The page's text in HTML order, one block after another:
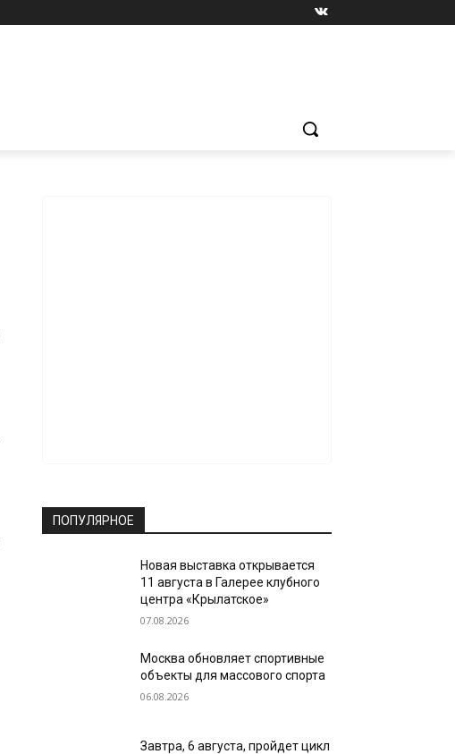
ПОПУЛЯРНОЕ
Новая выставка открывается
11 августа в Галерее клубного
центра «Крылатское»
07.08.2026
Москва обновляет спортивные
объекты для массового спорта
06.08.2026
Завтра, 6 августа, пройдет цикл